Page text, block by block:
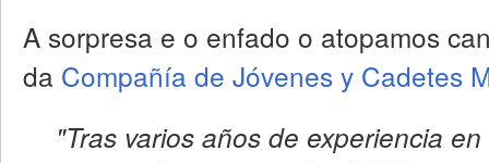
A sorpresa e o enfado o atopamos
da Compañía de Jóvenes y Cadetes
"Tras varios años de experiencia